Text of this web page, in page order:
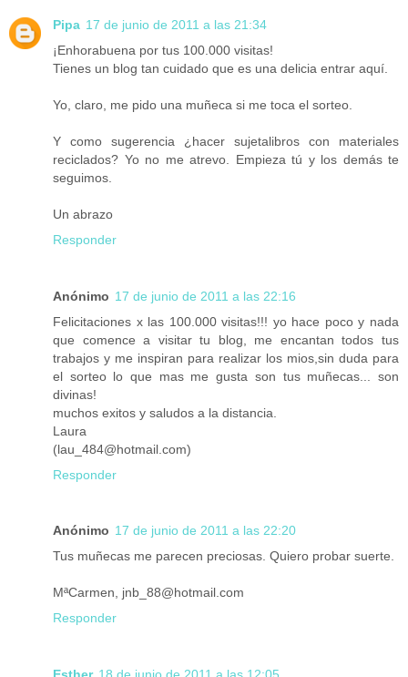
Pipa 17 de junio de 2011 a las 21:34
¡Enhorabuena por tus 100.000 visitas!
Tienes un blog tan cuidado que es una delicia entrar aquí.
Yo, claro, me pido una muñeca si me toca el sorteo.
Y como sugerencia ¿hacer sujetalibros con materiales
reciclados? Yo no me atrevo. Empieza tú y los demás te
seguimos.
Un abrazo
Responder
Anónimo 17 de junio de 2011 a las 22:16
Felicitaciones x las 100.000 visitas!!! yo hace poco y nada
que comence a visitar tu blog, me encantan todos tus
trabajos y me inspiran para realizar los mios,sin duda para
el sorteo lo que mas me gusta son tus muñecas... son
divinas!
muchos exitos y saludos a la distancia.
Laura
(lau_484@hotmail.com)
Responder
Anónimo 17 de junio de 2011 a las 22:20
Tus muñecas me parecen preciosas. Quiero probar suerte.
MªCarmen, jnb_88@hotmail.com
Responder